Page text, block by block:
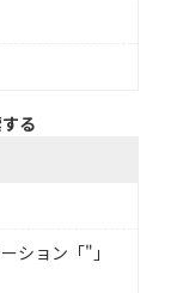
る
ション「"」